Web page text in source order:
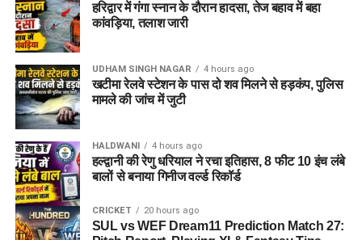
हरिद्वार में गंगा स्नान के दौरान हादसा, तेज बहाव में बहा
कांवड़िया, तलाश जारी
UDHAM SINGH NAGAR 4 hours ago
खटीमा रेलवे स्टेशन के पास दो शव मिलने से हड़कंप, पुलिस
मामले की जांच में जुटी
HALDWANI 4 hours ago
हल्द्वानी की रेणु धरियाल ने रचा इतिहास, 8 फीट 10 इंच लंबे
बालों से बनाया गिनीज वर्ल्ड रिकॉर्ड
CRICKET 20 hours ago
SUL vs WEF Dream11 Prediction Match 27: